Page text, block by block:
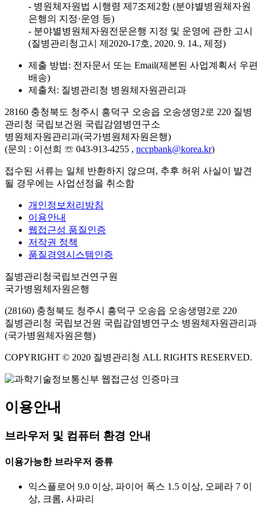
- 병원체자원법 시행령 제7조제2항 (분야별병원체자원
은행의 지정·운영 등)
- 분야별병원체자원전문은행 지정 및 운영에 관한 고시
(질병관리청고시 제2020-17호, 2020. 9. 14., 제정)
제출 방법: 전자문서 또는 Email(제본된 사업계획서 우편
배송)
제출처: 질병관리청 병원체자원관리과
28160 충청북도 청주시 흥덕구 오송읍 오송생명2로 220 질병
관리청 국립보건원 국립감염병연구소
병원체자원관리과(국가병원체자원은행)
(문의 : 이선희 ☏ 043-913-4255 , nccpbank@korea.kr)
접수된 서류는 일체 반환하지 않으며, 추후 허위 사실이 발견
될 경우에는 사업선정을 취소함
개인정보처리방침
이용안내
웹접근성 품질인증
저작권 정책
품질경영시스템인증
질병관리청국립보건연구원
국가병원체자원은행
(28160) 충청북도 청주시 흥덕구 오송읍 오송생명2로 220
질병관리청 국립보건원 국립감염병연구소 병원체자원관리과
(국가병원체자원은행)
COPYRIGHT © 2020 질병관리청 ALL RIGHTS RESERVED.
이용안내
브라우저 및 컴퓨터 환경 안내
이용가능한 브라우저 종류
익스플로어 9.0 이상, 파이어 폭스 1.5 이상, 오페라 7 이
상, 크롬, 사파리